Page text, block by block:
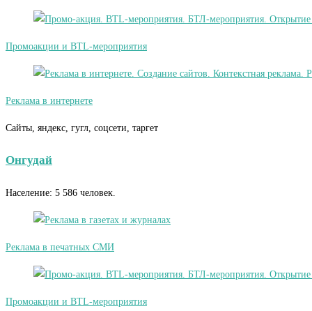
Промоакции и BTL-мероприятия
Реклама в интернете
Сайты, яндекс, гугл, соцсети, таргет
Онгудай
Население: 5 586 человек.
Реклама в печатных СМИ
Промоакции и BTL-мероприятия